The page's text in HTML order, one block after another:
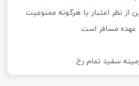
از نظر اعتبار یا هرگونه ممنوعیت
عهده مسافر است